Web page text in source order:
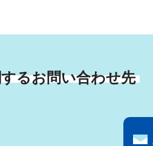
るお問い合わせ先